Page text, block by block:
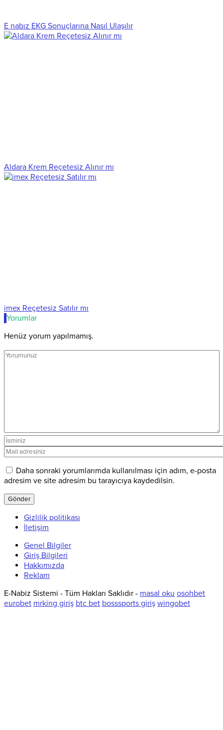
E nabız EKG Sonuçlarına Nasıl Ulaşılır
Aldara Krem Reçetesiz Alınır mı
imex Reçetesiz Satılır mı
Yorumlar
Henüz yorum yapılmamış.
Daha sonraki yorumlarımda kullanılması için adım, e-posta
adresim ve site adresim bu tarayıcıya kaydedilsin.
Gizlilik politikası
İletişim
Genel Bilgiler
Giriş Bilgileri
Hakkımızda
Reklam
E-Nabiz Sistemi - Tüm Hakları Saklıdır - masal oku osohbet
eurobet mrking giriş btc bet bosssports giriş wingobet